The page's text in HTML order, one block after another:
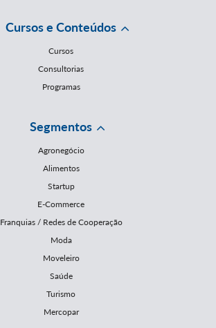
Cursos e Conteúdos
Cursos
Consultorias
Programas
Segmentos
Agronegócio
Alimentos
Startup
E-Commerce
Franquias / Redes de Cooperação
Moda
Moveleiro
Saúde
Turismo
Mercopar